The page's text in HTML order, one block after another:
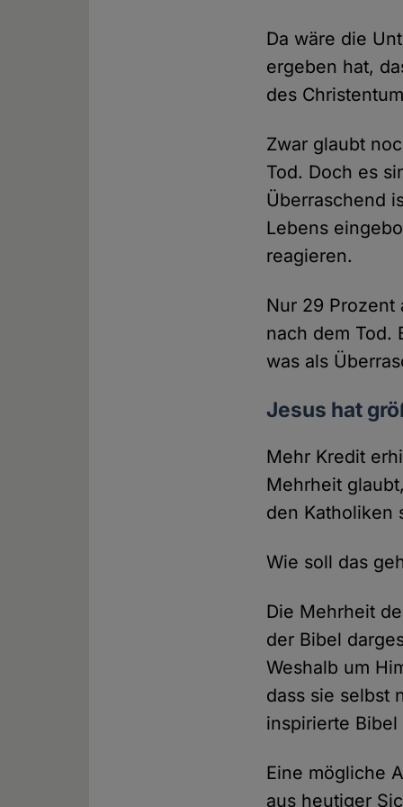
Da wäre die
ergeben hat,
des
Zwar glaubt
Tod. Doch es
Überraschend
Lebens
reagieren.
Nur 29 Prozent
nach dem Tod.
was als
Jesus hat
Mehr Kredit
Mehrheit
den Katholiken
Wie soll das
Die Mehrheit
der Bibel
Weshalb um
dass sie selbst
inspirierte Bibel
Eine mögliche
aus heutiger